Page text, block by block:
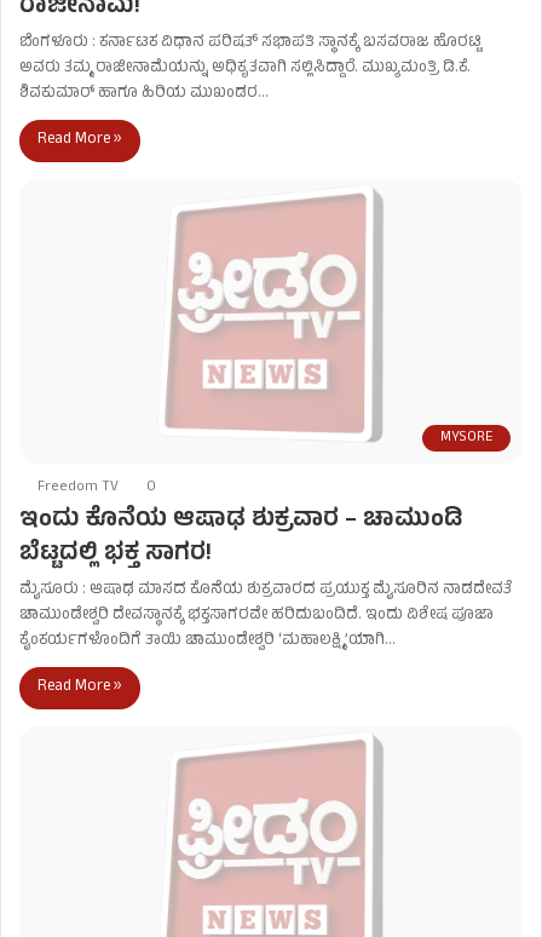
ಬೆಂಗಳೂರು : ಕರ್ನಾಟಕ ವಿಧಾನ ಪರಿಷತ್ ಸಭಾಪತಿ ಸ್ಥಾನಕ್ಕೆ ಬಸವರಾಜ ಹೊರಟ್ಟಿ
ಅವರು ತಮ್ಮ ರಾಜೀನಾಮೆಯನ್ನು ಅಧಿಕೃತವಾಗಿ ಸಲ್ಲಿಸಿದ್ದಾರೆ. ಮುಖ್ಯಮಂತ್ರಿ ಡಿ.ಕೆ.
ಶಿವಕುಮಾರ್ ಹಾಗೂ ಹಿರಿಯ ಮುಖಂಡರ…
Read More »
MYSORE
Freedom TV 0
ಇಂದು ಕೊನೆಯ ಆಷಾಢ ಶುಕ್ರವಾರ – ಚಾಮುಂಡಿ
ಬೆಟ್ಟದಲ್ಲಿ ಭಕ್ತ ಸಾಗರ!
ಮೈಸೂರು : ಆಷಾಢ ಮಾಸದ ಕೊನೆಯ ಶುಕ್ರವಾರದ ಪ್ರಯುಕ್ತ ಮೈಸೂರಿನ ನಾಡದೇವತೆ
ಚಾಮುಂಡೇಶ್ವರಿ ದೇವಸ್ಥಾನಕ್ಕೆ ಭಕ್ತಸಾಗರವೇ ಹರಿದುಬಂದಿದೆ. ಇಂದು ವಿಶೇಷ ಪೂಜಾ
ಕೈಂಕರ್ಯಗಳೊಂದಿಗೆ ತಾಯಿ ಚಾಮುಂಡೇಶ್ವರಿ ‘ಮಹಾಲಕ್ಷ್ಮಿ’ಯಾಗಿ…
Read More »